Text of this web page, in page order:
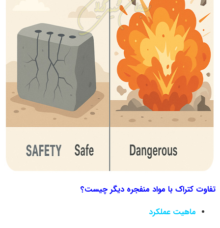
تفاوت کتراک با مواد منفجره دیگر چیست؟
ماهیت عملکرد